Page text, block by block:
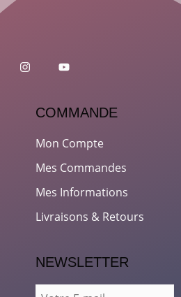
COMMANDE
Mon Compte
Mes Commandes
Mes Informations
Livraisons & Retours
NEWSLETTER